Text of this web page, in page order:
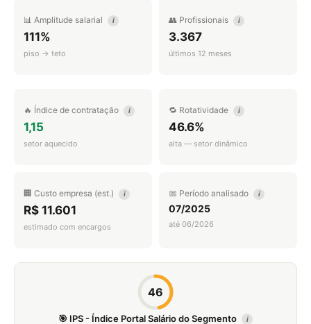
📊 Amplitude salarial i
111%
piso → teto
👥 Profissionais i
3.367
últimos 12 meses
🔥 Índice de contratação i
1,15
setor aquecido
🔁 Rotatividade i
46.6%
alta — setor dinâmico
🏢 Custo empresa (est.) i
R$ 11.601
estimado com encargos
📅 Período analisado i
07/2025
até 06/2026
46
🎯 IPS - Índice Portal Salário do Segmento i